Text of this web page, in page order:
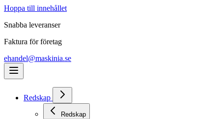
Hoppa till innehållet
Snabba leveranser
Faktura för företag
ehandel@maskinia.se
Redskap
Redskap